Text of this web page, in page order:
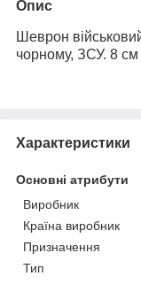
Опис
Шеврон
чорному, ЗСУ. 8 см
Характеристики
Основні атрибути
Виробник
Країна виробник
Призначення
Тип